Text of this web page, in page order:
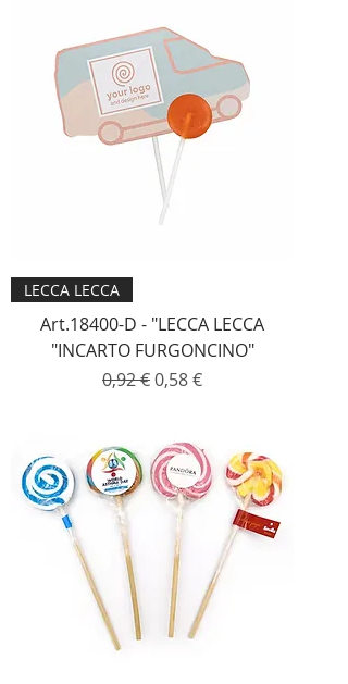
LECCA LECCA
Art.18400-D - "LECCA LECCA
"INCARTO FURGONCINO"
Prezzo regolare
0,92 €Prezzo scontato
0,58 €